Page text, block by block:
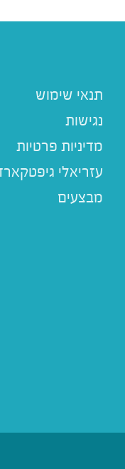
תנאי שימוש
נגישות
מדיניות פרטיות
עזריאלי
מבצעים